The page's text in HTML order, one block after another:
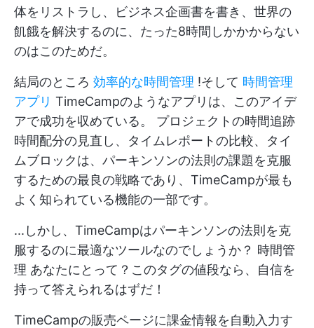
体をリストラし、ビジネス企画書を書き、世界の
飢餓を解決するのに、たった8時間しかかからない
のはこのためだ。
結局のところ 効率的な時間管理 !そして 時間管理
アプリ TimeCampのようなアプリは、このアイデ
アで成功を収めている。 プロジェクトの時間追跡
時間配分の見直し、タイムレポートの比較、タイ
ムブロックは、パーキンソンの法則の課題を克服
するための最良の戦略であり、TimeCampが最も
よく知られている機能の一部です。
...しかし、TimeCampはパーキンソンの法則を克
服するのに最適なツールなのでしょうか？ 時間管
理 あなたにとって？このタグの値段なら、自信を
持って答えられるはずだ！
TimeCampの販売ページに課金情報を自動入力す